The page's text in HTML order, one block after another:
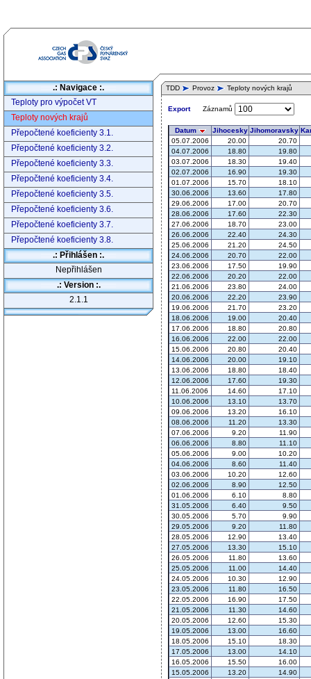
.: Navigace :.
Teploty pro výpočet VT
Teploty nových krajů
Přepočtené koeficienty 3.1.
Přepočtené koeficienty 3.2.
Přepočtené koeficienty 3.3.
Přepočtené koeficienty 3.4.
Přepočtené koeficienty 3.5.
Přepočtené koeficienty 3.6.
Přepočtené koeficienty 3.7.
Přepočtené koeficienty 3.8.
.: Přihlášen :.
Nepřihlášen
.: Version :.
2.1.1
TDD Provoz Teploty nových krajů
Export Záznamů